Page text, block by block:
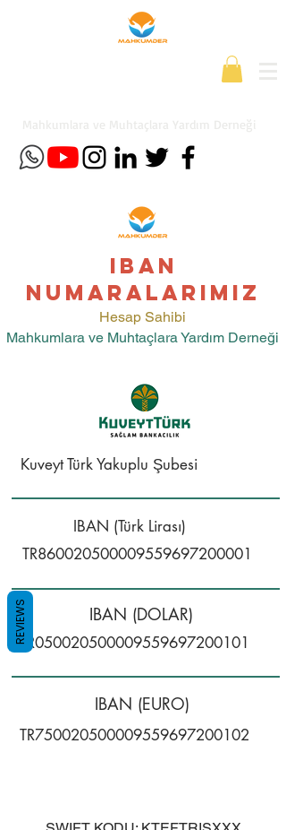
IBAN
NUMARALARIMIZ
Hesap Sahibi
Mahkumlara ve Muhtaçlara Yardım Derneği
IBAN (Türk Lirası)
TR860020500009559697200001
IBAN (DOLAR)
TR050020500009559697200101
IBAN (EURO)
TR750020500009559697200102
Kuveyt Türk Yakuplu Şubesi
REVIEWS